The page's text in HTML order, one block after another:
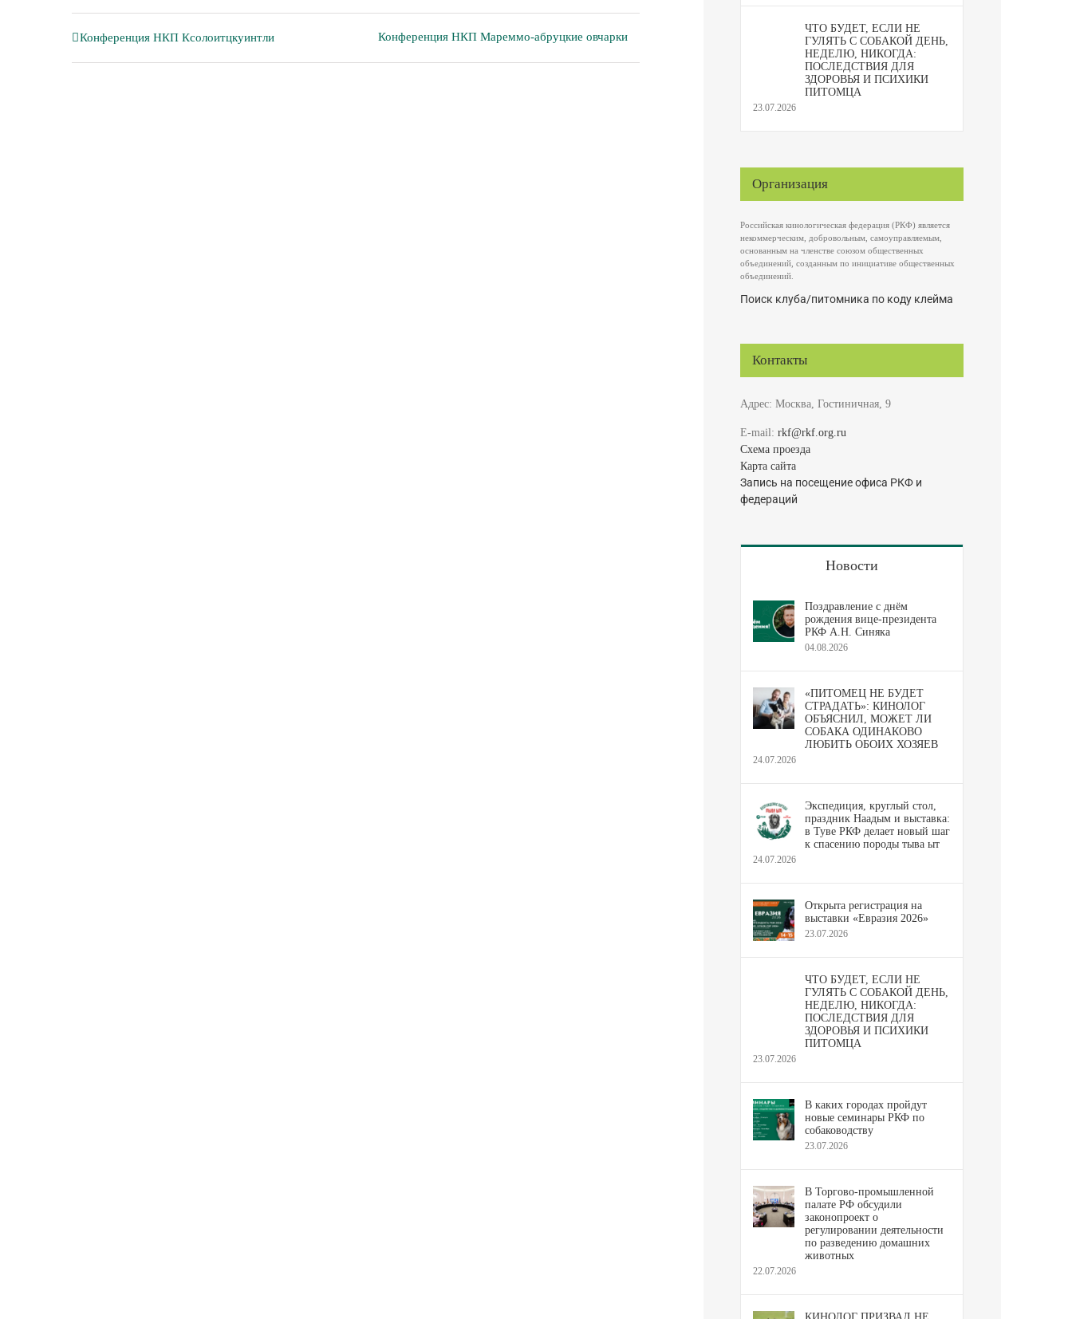
Конференция НКП Ксолоитцкуинтли Конференция НКП Мареммо-абруцкие овчарки
ЧТО БУДЕТ, ЕСЛИ НЕ
ГУЛЯТЬ С СОБАКОЙ ДЕНЬ,
НЕДЕЛЮ, НИКОГДА:
ПОСЛЕДСТВИЯ ДЛЯ
ЗДОРОВЬЯ И ПСИХИКИ
ПИТОМЦА
23.07.2026
Организация
Российская кинологическая федерация (РКФ) является
некоммерческим, добровольным, самоуправляемым,
основанным на членстве союзом общественных
объединений, созданным по инициативе общественных
объединений.
Поиск клуба/питомника по коду клейма
Контакты
Адрес: Москва, Гостиничная, 9
E-mail:rkf@rkf.org.ru
Схема проезда
Карта сайта
Запись на посещение офиса РКФ и
федераций
Новости
Поздравление с днём
рождения вице-президента
РКФ А.Н. Синяка
04.08.2026
«ПИТОМЕЦ НЕ БУДЕТ
СТРАДАТЬ»: КИНОЛОГ
ОБЪЯСНИЛ, МОЖЕТ ЛИ
СОБАКА ОДИНАКОВО
ЛЮБИТЬ ОБОИХ ХОЗЯЕВ
24.07.2026
Экспедиция, круглый стол,
праздник Наадым и выставка:
в Туве РКФ делает новый шаг
к спасению породы тыва ыт
24.07.2026
Открыта регистрация на
выставки «Евразия 2026»
23.07.2026
ЧТО БУДЕТ, ЕСЛИ НЕ
ГУЛЯТЬ С СОБАКОЙ ДЕНЬ,
НЕДЕЛЮ, НИКОГДА:
ПОСЛЕДСТВИЯ ДЛЯ
ЗДОРОВЬЯ И ПСИХИКИ
ПИТОМЦА
23.07.2026
В каких городах пройдут
новые семинары РКФ по
собаководству
23.07.2026
В Торгово-промышленной
палате РФ обсудили
законопроект о
регулировании деятельности
по разведению домашних
животных
22.07.2026